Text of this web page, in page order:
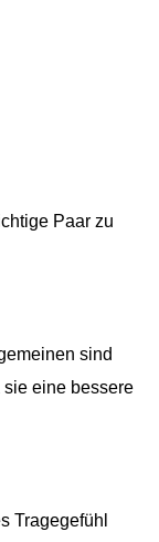
Paar zu
sind
sie eine bessere
Tragegefühl